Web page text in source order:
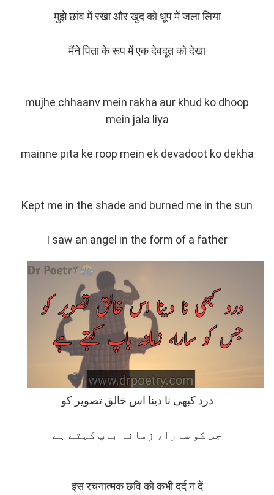
मुझे छांव में रखा और खुद को धूप में जला लिया
मैंने पिता के रूप में एक देवदूत को देखा
mujhe chhaanv mein rakha aur khud ko dhoop
mein jala liya
mainne pita ke roop mein ek devadoot ko dekha
Kept me in the shade and burned me in the sun
I saw an angel in the form of a father
درد کبھی نا دینا اس خالق تصویر کو
جس کو سارا، زمانہ باپ کہتے ہے
इस रचनात्मक छवि को कभी दर्द न दें